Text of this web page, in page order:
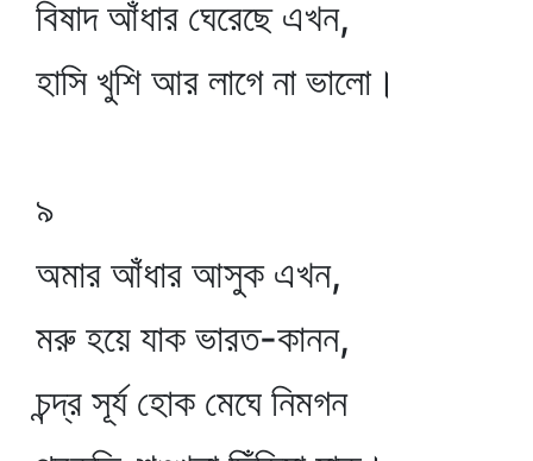
বিষাদ আঁধার ঘেরেছে এখন,
হাসি খুশি আর লাগে না ভালো।
৯
অমার আঁধার আসুক এখন,
মরু হয়ে যাক ভারত-কানন,
চন্দ্র সূর্য হোক মেঘে নিমগন